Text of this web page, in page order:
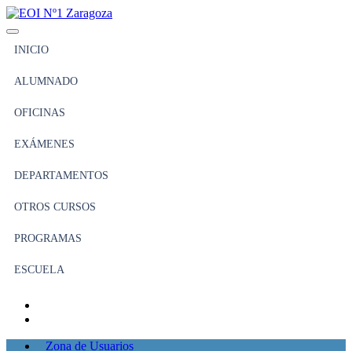
INICIO
ALUMNADO
OFICINAS
EXÁMENES
DEPARTAMENTOS
OTROS CURSOS
PROGRAMAS
ESCUELA
Zona de Usuarios